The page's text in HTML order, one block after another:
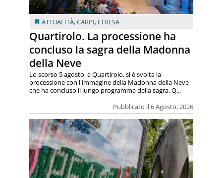
ATTUALITÀ,CARPI,CHIESA
Quartirolo. La processione ha
concluso la sagra della Madonna
della Neve
Pubblicato il 6 Agosto, 2026
Lo scorso 5 agosto, a Quartirolo, si è svolta la
processione con l'immagine della Madonna della Neve
che ha concluso il lungo programma della sagra. Q...